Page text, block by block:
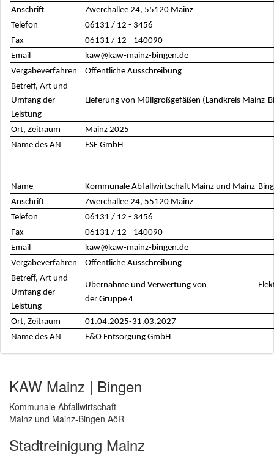
Anschrift
Zwerchallee 24, 55120 Mainz
Telefon
06131 / 12 - 3456
Fax
06131 / 12 - 140090
Email
kaw@kaw-mainz-bingen.de
Vergabeverfahren
Öffentliche Ausschreibung
Betreff, Art und
Umfang der
Leistung
Lieferung von Müllgroßgefäßen (Landkreis Mainz-
Ort, Zeitraum
Mainz 2025
Name des AN
ESE GmbH
Name
Kommunale Abfallwirtschaft Mainz und Mainz-
Anschrift
Zwerchallee 24, 55120 Mainz
Telefon
06131 / 12 - 3456
Fax
06131 / 12 - 140090
Email
kaw@kaw-mainz-bingen.de
Vergabeverfahren
Öffentliche Ausschreibung
Betreff, Art und
Umfang der
Leistung
Übernahme und Verwertung von
der Gruppe 4
Ort, Zeitraum
01.04.2025-31.03.2027
Name des AN
E&O Entsorgung GmbH
KAW Mainz | Bingen
Kommunale Abfallwirtschaft
Mainz und Mainz-Bingen AöR
Stadtreinigung Mainz